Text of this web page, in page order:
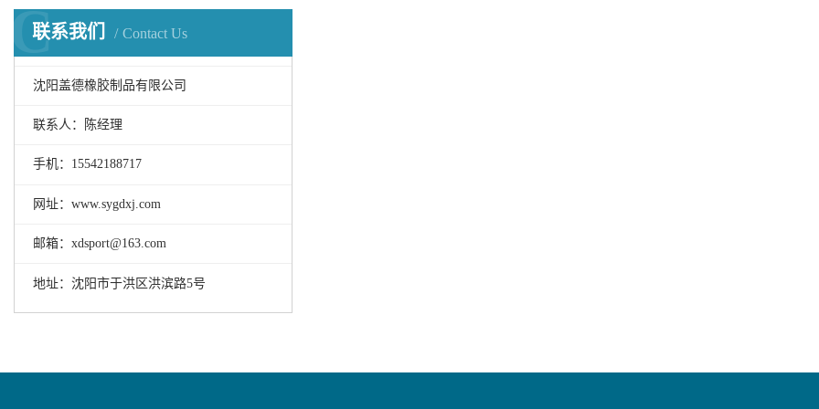
联系我们 Contact Us
C
沈阳盖德橡胶制品有限公司
联系人：陈经理
手机：15542188717
网址：www.sygdxj.com
邮箱：xdsport@163.com
地址：沈阳市于洪区洪滨路5号